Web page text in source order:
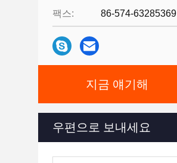
팩스: 86-574-63285369
지금 얘기해
우편으로 보내세요